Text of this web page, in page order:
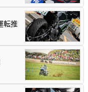
転推